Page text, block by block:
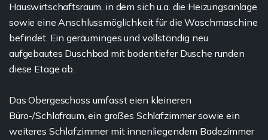
Hauswirtschaftsraum, in dem sich u.a. die Heizungsanlage
sowie eine Anschlussmöglichkeit für die Waschmaschine
befindet. Ein geräuminges und vollständig neu
aufgebautes Duschbad mit bodentiefer Dusche runden
diese Etage ab.
Das Obergeschoss umfasst eien kleineren
Büro-/Schlafraum, ein großes Schlafzimmer sowie ein
weiteres Schlafzimmer mit innenliegendem Badezimmer